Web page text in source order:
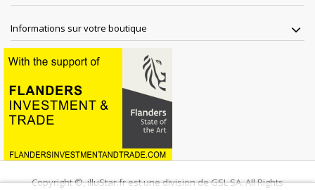
Informations sur votre boutique
Copyright ©, illuStar.fr est une division de GSL SA. All Rights